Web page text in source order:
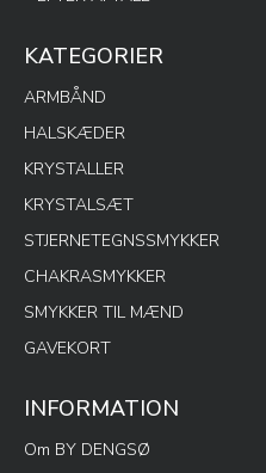
KATEGORIER
ARMBÅND
HALSKÆDER
KRYSTALLER
KRYSTALSÆT
STJERNETEGNSSMYKKER
CHAKRASMYKKER
SMYKKER TIL MÆND
GAVEKORT
INFORMATION
Om BY DENGSØ